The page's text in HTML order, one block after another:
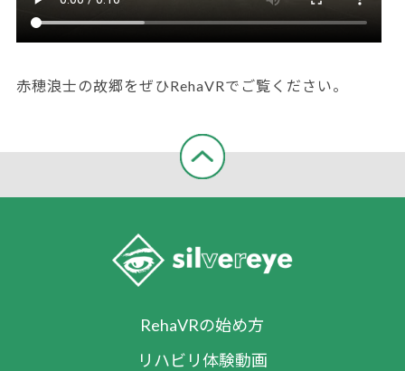
赤穂浪士の故郷をぜひRehaVRでご覧ください。
RehaVRの始め方
リハビリ体験動画